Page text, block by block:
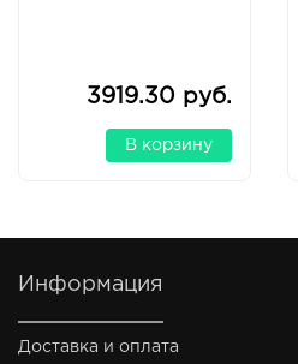
3919.30 руб.
В корзину
Информация
Доставка и оплата